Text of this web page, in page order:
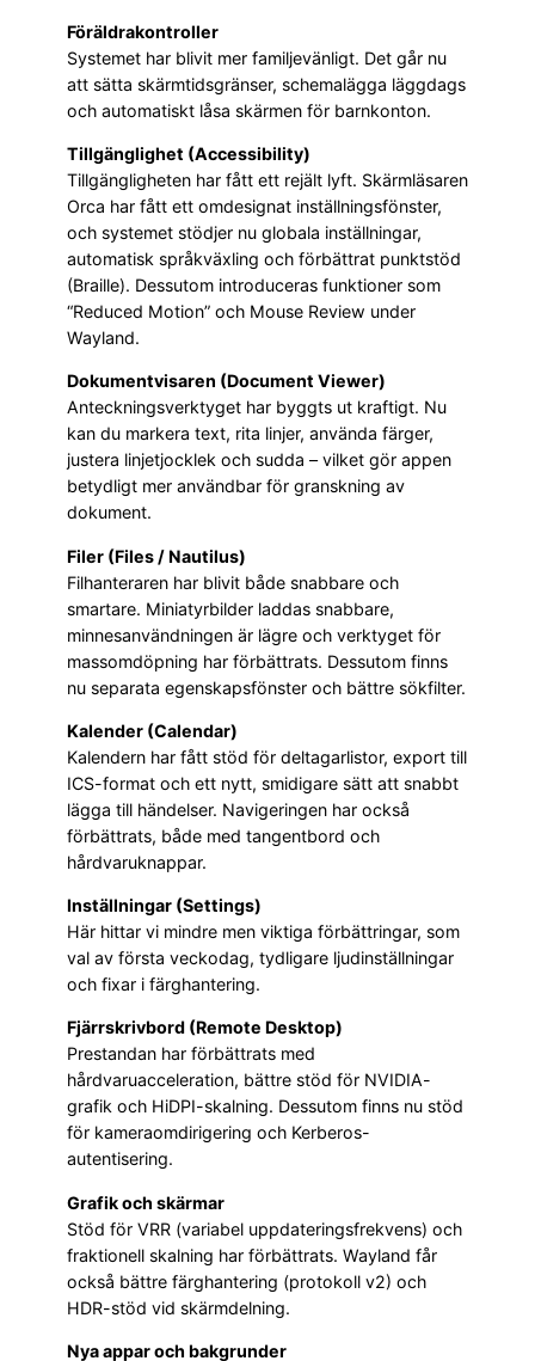
Föräldrakontroller
Systemet har blivit mer familjevänligt. Det går nu
att sätta skärmtidsgränser, schemalägga läggdags
och automatiskt låsa skärmen för barnkonton.
Tillgänglighet (Accessibility)
Tillgängligheten har fått ett rejält lyft. Skärmläsaren
Orca har fått ett omdesignat inställningsfönster,
och systemet stödjer nu globala inställningar,
automatisk språkväxling och förbättrat punktstöd
(Braille). Dessutom introduceras funktioner som
“Reduced Motion” och Mouse Review under
Wayland.
Dokumentvisaren (Document Viewer)
Anteckningsverktyget har byggts ut kraftigt. Nu
kan du markera text, rita linjer, använda färger,
justera linjetjocklek och sudda – vilket gör appen
betydligt mer användbar för granskning av
dokument.
Filer (Files / Nautilus)
Filhanteraren har blivit både snabbare och
smartare. Miniatyrbilder laddas snabbare,
minnesanvändningen är lägre och verktyget för
massomdöpning har förbättrats. Dessutom finns
nu separata egenskapsfönster och bättre sökfilter.
Kalender (Calendar)
Kalendern har fått stöd för deltagarlistor, export till
ICS-format och ett nytt, smidigare sätt att snabbt
lägga till händelser. Navigeringen har också
förbättrats, både med tangentbord och
hårdvaruknappar.
Inställningar (Settings)
Här hittar vi mindre men viktiga förbättringar, som
val av första veckodag, tydligare ljudinställningar
och fixar i färghantering.
Fjärrskrivbord (Remote Desktop)
Prestandan har förbättrats med
hårdvaruacceleration, bättre stöd för NVIDIA-
grafik och HiDPI-skalning. Dessutom finns nu stöd
för kameraomdirigering och Kerberos-
autentisering.
Grafik och skärmar
Stöd för VRR (variabel uppdateringsfrekvens) och
fraktionell skalning har förbättrats. Wayland får
också bättre färghantering (protokoll v2) och
HDR-stöd vid skärmdelning.
Nya appar och bakgrunder